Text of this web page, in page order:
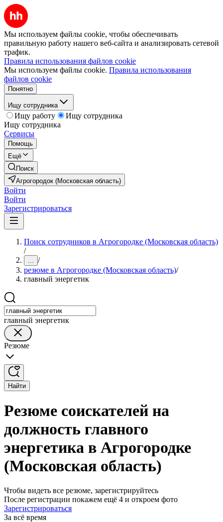
Мы используем файлы cookie, чтобы обеспечивать
правильную работу нашего веб-сайта и анализировать сетевой
трафик.
Правила использования файлов cookie
Мы используем файлы cookie. Правила использования
файлов cookie
Понятно
Ищу сотрудника
Ищу работу
Ищу сотрудника
Ищу сотрудника
Сервисы
Помощь
Ещё
Поиск
Агрогородок (Московская область)
Войти
Войти
Зарегистрироваться
Поиск сотрудников в Агрогородке (Московская область)
/
... /
резюме в Агрогородке (Московская область)/
главный энергетик
главный энергетик
Резюме
Найти
Резюме соискателей на
должность главного
энергетика в Агрогородке
(Московская область)
Чтобы видеть все резюме, зарегистрируйтесь
После регистрации покажем ещё 4 и откроем фото
Зарегистрироваться
За всё время